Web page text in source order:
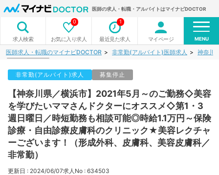
医師の求人・転職・アルバイトはマイナビDOCTOR
求人検索 お気に入り求人
0
最近見た求人
1
マイページ MENU
医師求人・転職のマイナビDOCTOR 非常勤(アルバイト)医師求人 神奈川
非常勤(アルバイト)求人 募集停止
【神奈川県／横浜市】2021年5月～のご勤務◇美容
を学びたいママさんドクターにオススメ◇第1・3
週日曜日／時短勤務も相談可能◎時給1.1万円～保険
診療・自由診療皮膚科のクリニック★美容レクチャ
ーございます！（形成外科、皮膚科、美容皮膚科／
非常勤）
更新日 : 2024/06/07求人No : 634503